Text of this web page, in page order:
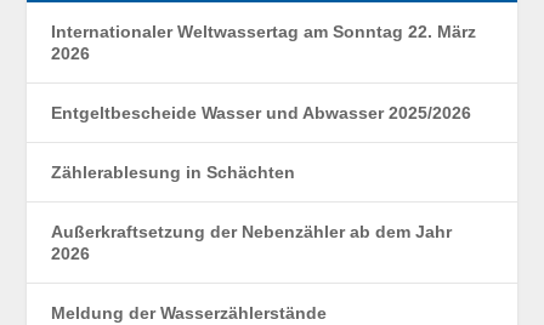
Internationaler Weltwassertag am Sonntag 22. März
2026
Entgeltbescheide Wasser und Abwasser 2025/2026
Zählerablesung in Schächten
Außerkraftsetzung der Nebenzähler ab dem Jahr
2026
Meldung der Wasserzählerstände